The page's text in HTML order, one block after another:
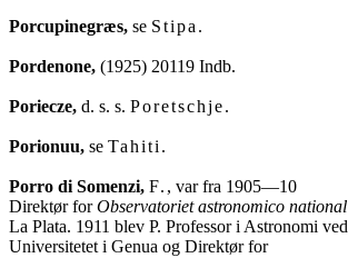
Porcupinegræs, se Stipa .
Pordenone, (1925) 20119 Indb.
Poriecze, d. s. s. Poretschje.
Porionuu, se Tahiti .
Porro di Somenzi, F. , var fra 1905—10
Direktør for Observatoriet astronomico national
La Plata. 1911 blev P. Professor i Astronomi ved
Universitetet i Genua og Direktør for